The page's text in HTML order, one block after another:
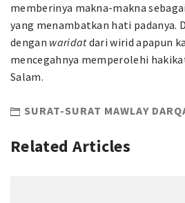
memberinya makna-makna
yang menambatkan hati padanya.
dengan waridatdari wirid apapun
mencegahnya memperolehi
Salam.
SURAT-SURAT MAWLAY
Related Articles